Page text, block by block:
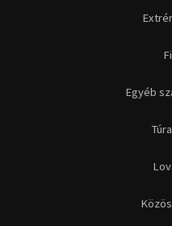
Egyéb